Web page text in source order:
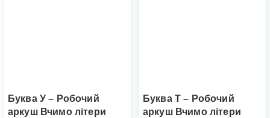
Буква У – Робочий
аркуш Вчимо літери
Буква Т – Робочий
аркуш Вчимо літери